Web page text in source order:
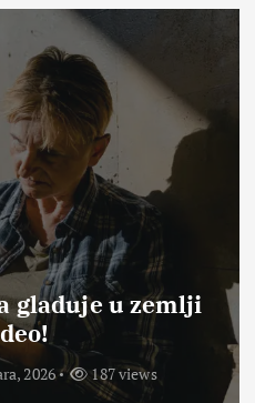
gladuje u zemlji
2026 187 views